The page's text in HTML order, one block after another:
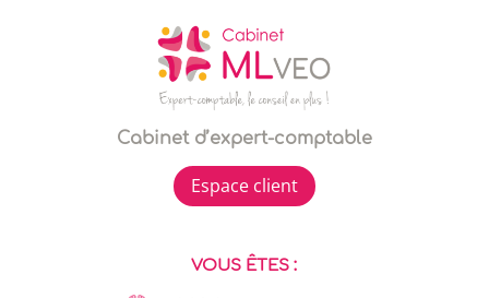
Cabinet d’expert-comptable
Espace client
VOUS ÊTES :